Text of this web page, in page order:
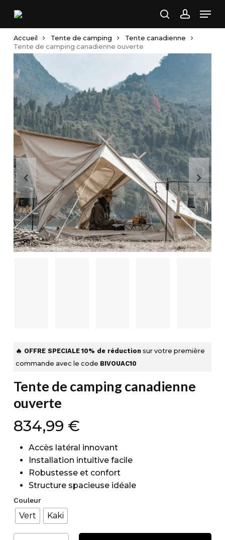
main
content
search
Accueil Tente de camping
Tente canadienne
Tente de camping canadienne ouverte
🔥 OFFRE SPECIALE 10% de réduction sur votre première
commande avec le code BIVOUAC10
Tente de camping canadienne
ouverte
834,99 €
Accès latéral innovant
Installation intuitive facile
Robustesse et confort
Structure spacieuse idéale
Couleur
Vert Kaki